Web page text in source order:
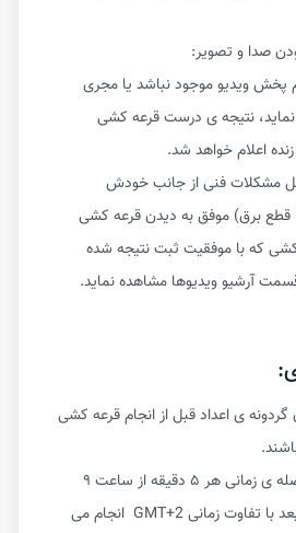
صدا و تصویر:
پخش ویدیو موجود نباشد یا مجری
نماید، نتیجه ی درست قرعه کشی
اعلام خواهد شد.
مشکلات فنی از جانب خودش
قطع برق) موفق به دیدن قرعه کشی
که با موفقیت ثبت نتیجه شده
آرشیو ویدیوها مشاهده نماید.
ی اعداد قبل از انجام قرعه کشی
قرعه کشی هر روز با فاصله ی زمانی هر ۵ دقیقه از ساعت ۹
صبح تا ۴:۵۵ صبح روز بعد با تفاوت زمانی GMT+2 انجام می